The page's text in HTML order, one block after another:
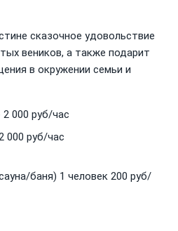
сказочное удовольствие
веников, а также подарит
в окружении семьи и
000 руб/час
000 руб/час
баня) 1 человек 200 руб/